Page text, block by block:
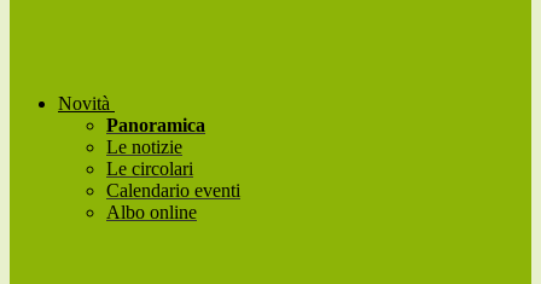
Novità
Panoramica
Le notizie
Le circolari
Calendario eventi
Albo online